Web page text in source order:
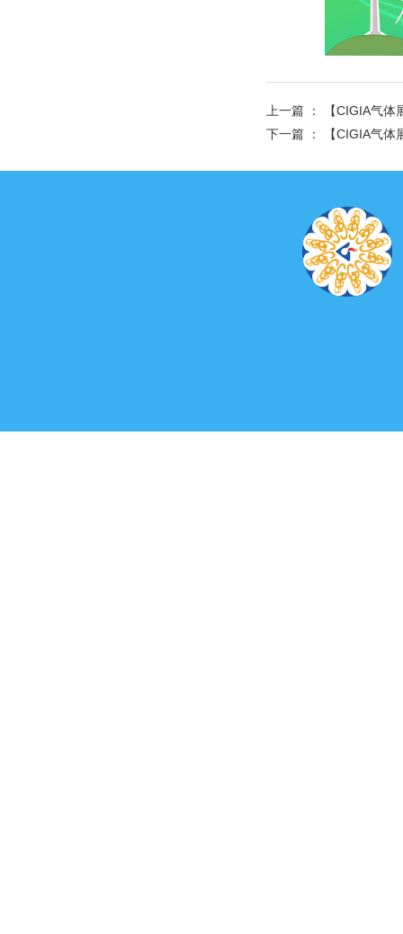
上一篇 ：
【CIGIA气
下一篇 ：
【CIGIA气